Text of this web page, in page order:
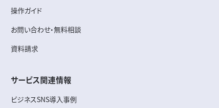
操作ガイド
お問い合わせ・無料相談
資料請求
サービス関連情報
ビジネスSNS導入事例